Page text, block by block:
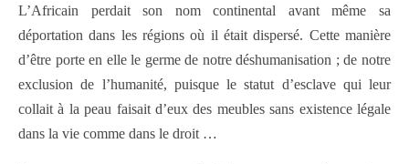
L’Africain perdait son nom continental avant même sa
déportation dans les régions où il était dispersé. Cette manière
d’être porte en elle le germe de notre déshumanisation ; de notre
exclusion de l’humanité, puisque le statut d’esclave qui leur
collait à la peau faisait d’eux des meubles sans existence légale
dans la vie comme dans le droit …